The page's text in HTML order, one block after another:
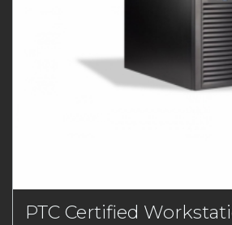
PTC Certified